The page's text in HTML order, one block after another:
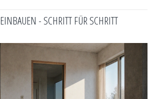
- SCHRITT FÜR SCHRITT